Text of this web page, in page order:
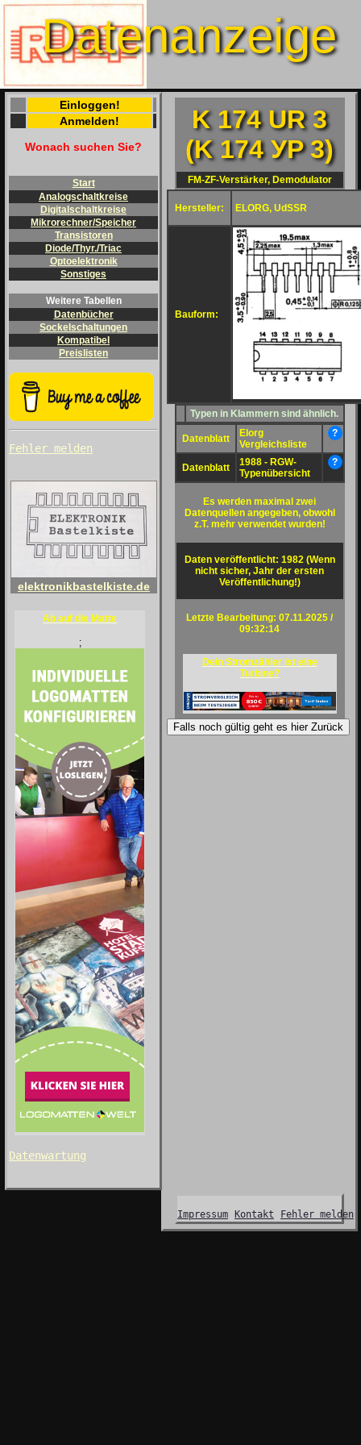
Datenanzeige
Einloggen!
Anmelden!
Wonach suchen Sie?
Start
Analogschaltkreise
Digitalschaltkreise
Mikrorechner/Speicher
Transistoren
Diode/Thyr./Triac
Optoelektronik
Sonstiges
Weitere Tabellen
Datenbücher
Sockelschaltungen
Kompatibel
Preislisten
Fehler melden
elektronikbastelkiste.de
Ab auf die Matte
;
Datenwartung
K 174 UR 3
(K 174 УP 3)
FM-ZF-Verstärker, Demodulator
Hersteller: ELORG, UdSSR
Bauform:
Typen in Klammern sind ähnlich.
Datenblatt
Elorg
Vergleichsliste
?
Datenblatt
1988 - RGW-
Typenübersicht
?
Es werden maximal zwei
Datenquellen angegeben, obwohl
z.T. mehr verwendet wurden!
Daten veröffentlicht: 1982 (Wenn
nicht sicher, Jahr der ersten
Veröffentlichung!)
Letzte Bearbeitung: 07.11.2025 /
09:32:14
Dein Stromzähler ist eine
Turbine?
Falls noch gültig geht es hier Zurück
Impressum Kontakt Fehler melden